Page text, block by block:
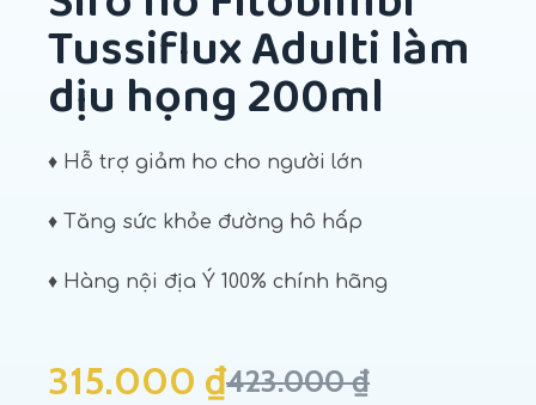
Tussiflux Adulti làm
dịu họng 200ml
♦ Hỗ trợ giảm ho cho người lớn
♦ Tăng sức khỏe đường hô hấp
♦ Hàng nội địa Ý 100% chính hãng
423.000₫
315.000 ₫